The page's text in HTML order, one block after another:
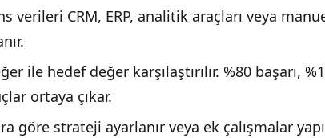
verileri CRM, ERP, analitik araçları veya
ile hedef değer karşılaştırılır. %80 başarı,
ortaya çıkar.
göre strateji ayarlanır veya ek çalışmalar